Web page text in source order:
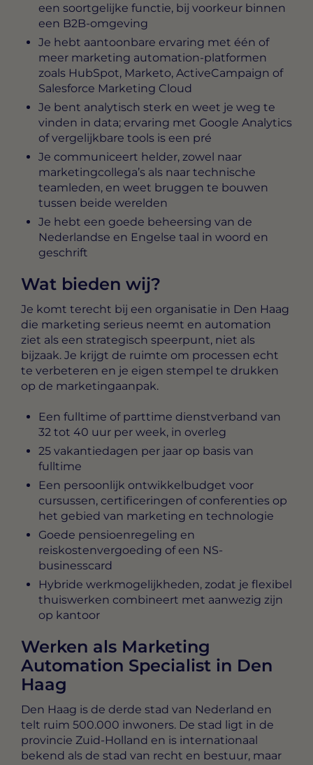
een soortgelijke functie, bij voorkeur binnen
een B2B-omgeving
Je hebt aantoonbare ervaring met één of
meer marketing automation-platformen
zoals HubSpot, Marketo, ActiveCampaign of
Salesforce Marketing Cloud
Je bent analytisch sterk en weet je weg te
vinden in data; ervaring met Google Analytics
of vergelijkbare tools is een pré
Je communiceert helder, zowel naar
marketingcollega’s als naar technische
teamleden, en weet bruggen te bouwen
tussen beide werelden
Je hebt een goede beheersing van de
Nederlandse en Engelse taal in woord en
geschrift
Wat bieden wij?
Je komt terecht bij een organisatie in Den Haag
die marketing serieus neemt en automation
ziet als een strategisch speerpunt, niet als
bijzaak. Je krijgt de ruimte om processen echt
te verbeteren en je eigen stempel te drukken
op de marketingaanpak.
Een fulltime of parttime dienstverband van
32 tot 40 uur per week, in overleg
25 vakantiedagen per jaar op basis van
fulltime
Een persoonlijk ontwikkelbudget voor
cursussen, certificeringen of conferenties op
het gebied van marketing en technologie
Goede pensioenregeling en
reiskostenvergoeding of een NS-
businesscard
Hybride werkmogelijkheden, zodat je flexibel
thuiswerken combineert met aanwezig zijn
op kantoor
Werken als Marketing
Automation Specialist in Den
Haag
Den Haag is de derde stad van Nederland en
telt ruim 500.000 inwoners. De stad ligt in de
provincie Zuid-Holland en is internationaal
bekend als de stad van recht en bestuur, maar